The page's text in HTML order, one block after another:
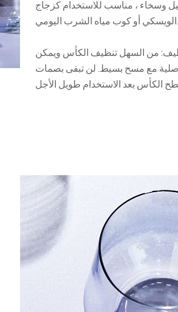
وسخاء ، مناسب للاستخدام كزجاج
الويسكي أو كوب مياه الشرب اليومي.
من السهل تنظيف الكأس ويمكن
مع مسح بسيط. لن تبقى بصمات